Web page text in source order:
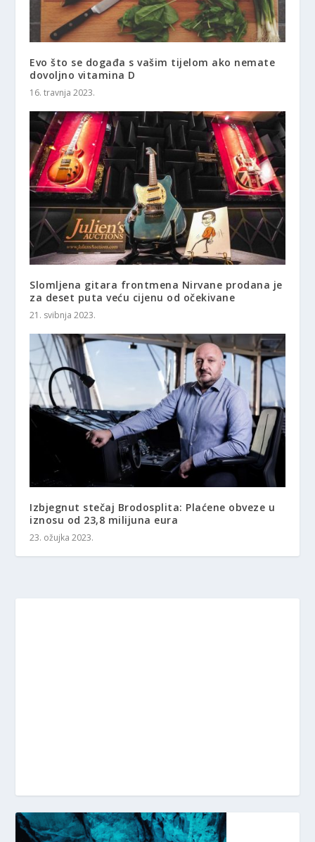
Evo što se događa s vašim tijelom ako nemate
dovoljno vitamina D
16. travnja 2023.
Slomljena gitara frontmena Nirvane prodana je
za deset puta veću cijenu od očekivane
21. svibnja 2023.
Izbjegnut stečaj Brodosplita: Plaćene obveze u
iznosu od 23,8 milijuna eura
23. ožujka 2023.